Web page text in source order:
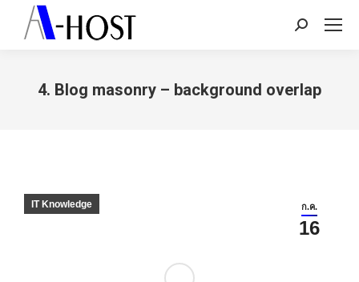
Search:
4. Blog masonry – background overlap
ก.ค.
16
IT Knowledge